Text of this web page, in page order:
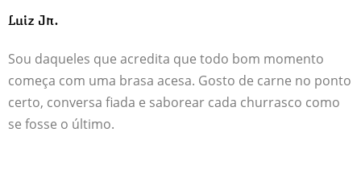
Luiz Jr.
Sou daqueles que acredita que todo bom momento
começa com uma brasa acesa. Gosto de carne no ponto
certo, conversa fiada e saborear cada churrasco como
se fosse o último.